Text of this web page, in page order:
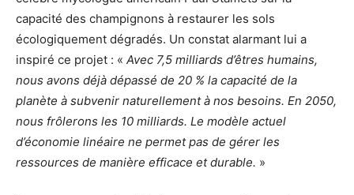
capacité des champignons à restaurer les sols
écologiquement dégradés. Un constat alarmant lui a
inspiré ce projet : « Avec 7,5 milliards d’êtres humains,
nous avons déjà dépassé de 20 % la capacité de la
planète à subvenir naturellement à nos besoins. En 2050,
nous frôlerons les 10 milliards. Le modèle actuel
d’économie linéaire ne permet pas de gérer les
ressources de manière efficace et durable. »